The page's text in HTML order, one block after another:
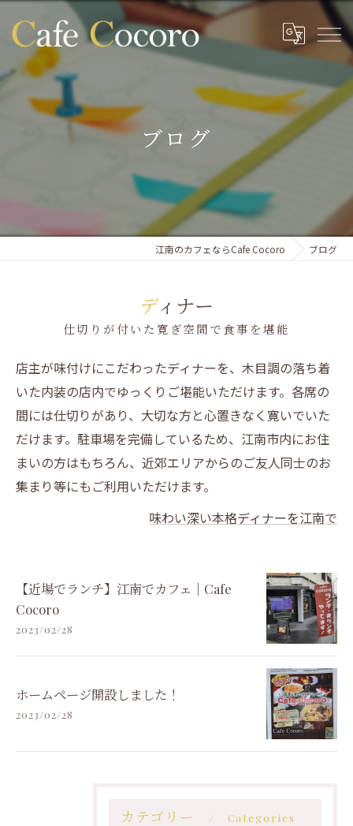
ブログ
江南のカフェならCafe Cocoro ブログ
ディナー
仕切りが付いた寛ぎ空間で食事を堪能
店主が味付けにこだわったディナーを、木目調の落ち着
いた内装の店内でゆっくりご堪能いただけます。各席の
間には仕切りがあり、大切な方と心置きなく寛いでいた
だけます。駐車場を完備しているため、江南市内にお住
まいの方はもちろん、近郊エリアからのご友人同士のお
集まり等にもご利用いただけます。
味わい深い本格ディナーを江南で
【近場でランチ】江南でカフェ｜Cafe
Cocoro
2023/02/28
ホームページ開設しました！
2023/02/28
カテゴリー Categories